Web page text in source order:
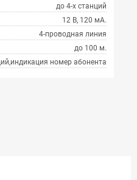
до 4-х станций
12 В, 120 мА.
4-проводная линия
до 100 м.
номер абонента